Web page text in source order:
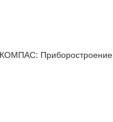
Приборостроение